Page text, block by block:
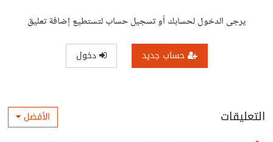
يرجى الدخول لحسابك أو تسجيل حساب لتستطيع إضافة تعليق
حساب جديد دخول
التعليقات الأفضل